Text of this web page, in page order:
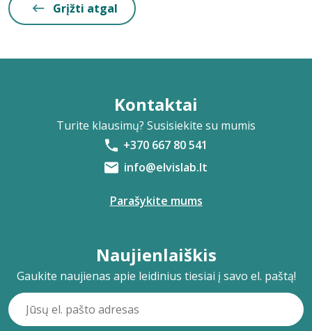
Grįžti atgal
Kontaktai
Turite klausimų? Susisiekite su mumis
+370 667 80 541
info@elvislab.lt
Parašykite mums
Naujienlaiškis
Gaukite naujienas apie leidinius tiesiai į savo el. paštą!